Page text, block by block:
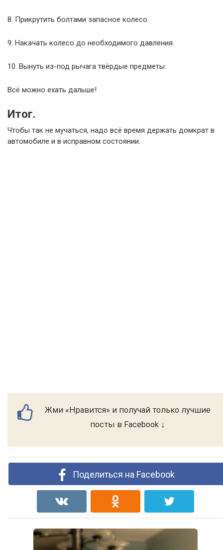
8. Прикрутить болтами запасное колесо.
9. Накачать колесо до необходимого давления.
10. Вынуть из-под рычага твёрдые предметы.
Всё можно ехать дальше!
Итог.
Чтобы так не мучаться, надо всё время держать домкрат в
автомобиле и в исправном состоянии.
Жми «Нравится» и получай только лучшие
посты в Facebook ↓
Поделиться на Facebook